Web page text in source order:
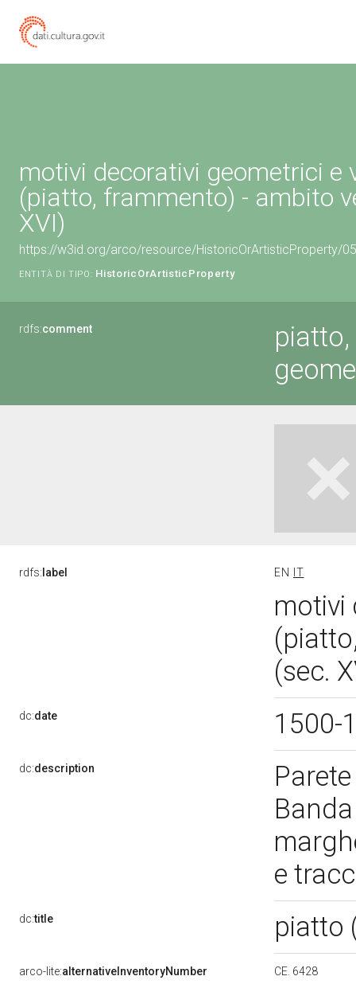
motivi decorativi geometrici e
(piatto, frammento) - ambito
XVI)
https://w3id.org/arco/resource/HistoricOrArtisticProperty/
ENTITÀ DI TIPO: HistoricOrArtisticProperty
rdfs:comment
rdfs: label EN IT
motivi
(sec.
dc:date 1500-
dc:description
e
dc:title piatto
arco-lite:alternativeInventoryNumber CE. 6428